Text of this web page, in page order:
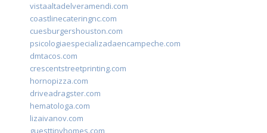
vistaaltadelveramendi.com
coastlinecateringnc.com
cuesburgershouston.com
psicologiaespecializadaencampeche.com
dmtacos.com
crescentstreetprinting.com
hornopizza.com
driveadragster.com
hematologa.com
lizaivanov.com
guesttinyhomes.com